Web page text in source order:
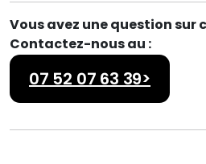
Vous avez une question sur
Contactez-nous au :
07 52 07 63 39>